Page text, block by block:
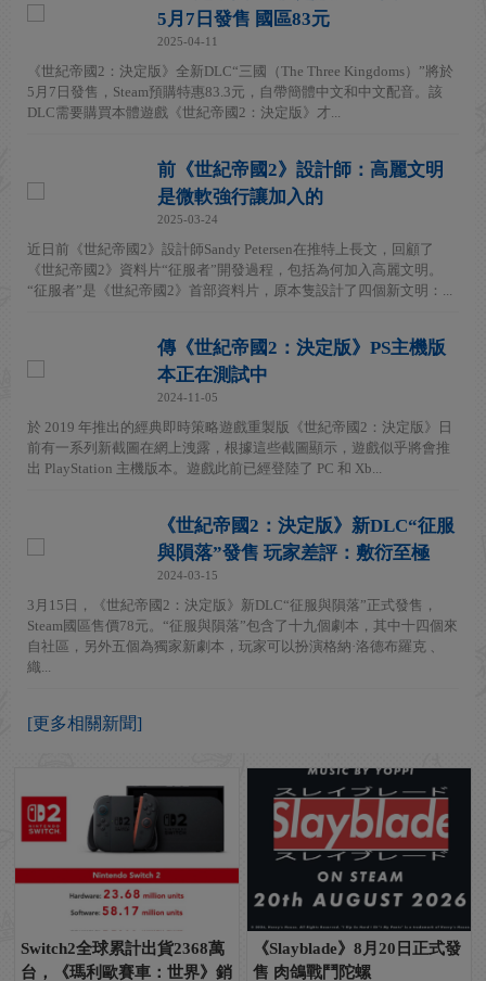
5月7日發售 國區83元
2025-04-11
《世紀帝國2：決定版》全新DLC“三國（The Three Kingdoms）”將於
5月7日發售，Steam預購特惠83.3元，自帶簡體中文和中文配音。該
DLC需要購買本體遊戲《世紀帝國2：決定版》才...
前《世紀帝國2》設計師：高麗文明
是微軟強行讓加入的
2025-03-24
近日前《世紀帝國2》設計師Sandy Petersen在推特上長文，回顧了
《世紀帝國2》資料片“征服者”開發過程，包括為何加入高麗文明。
“征服者”是《世紀帝國2》首部資料片，原本隻設計了四個新文明：...
傳《世紀帝國2：決定版》PS主機版
本正在測試中
2024-11-05
於 2019 年推出的經典即時策略遊戲重製版《世紀帝國2：決定版》日
前有一系列新截圖在網上洩露，根據這些截圖顯示，遊戲似乎將會推
出 PlayStation 主機版本。遊戲此前已經登陸了 PC 和 Xb...
《世紀帝國2：決定版》新DLC“征服
與隕落”發售 玩家差評：敷衍至極
2024-03-15
3月15日，《世紀帝國2：決定版》新DLC“征服與隕落”正式發售，
Steam國區售價78元。“征服與隕落”包含了十九個劇本，其中十四個來
自社區，另外五個為獨家新劇本，玩家可以扮演格納·洛德布羅克 、
織...
[更多相關新聞]
Switch2全球累計出貨2368萬
台，《瑪利歐賽車：世界》銷
《Slayblade》8月20日正式發
售 肉鴿戰鬥陀螺